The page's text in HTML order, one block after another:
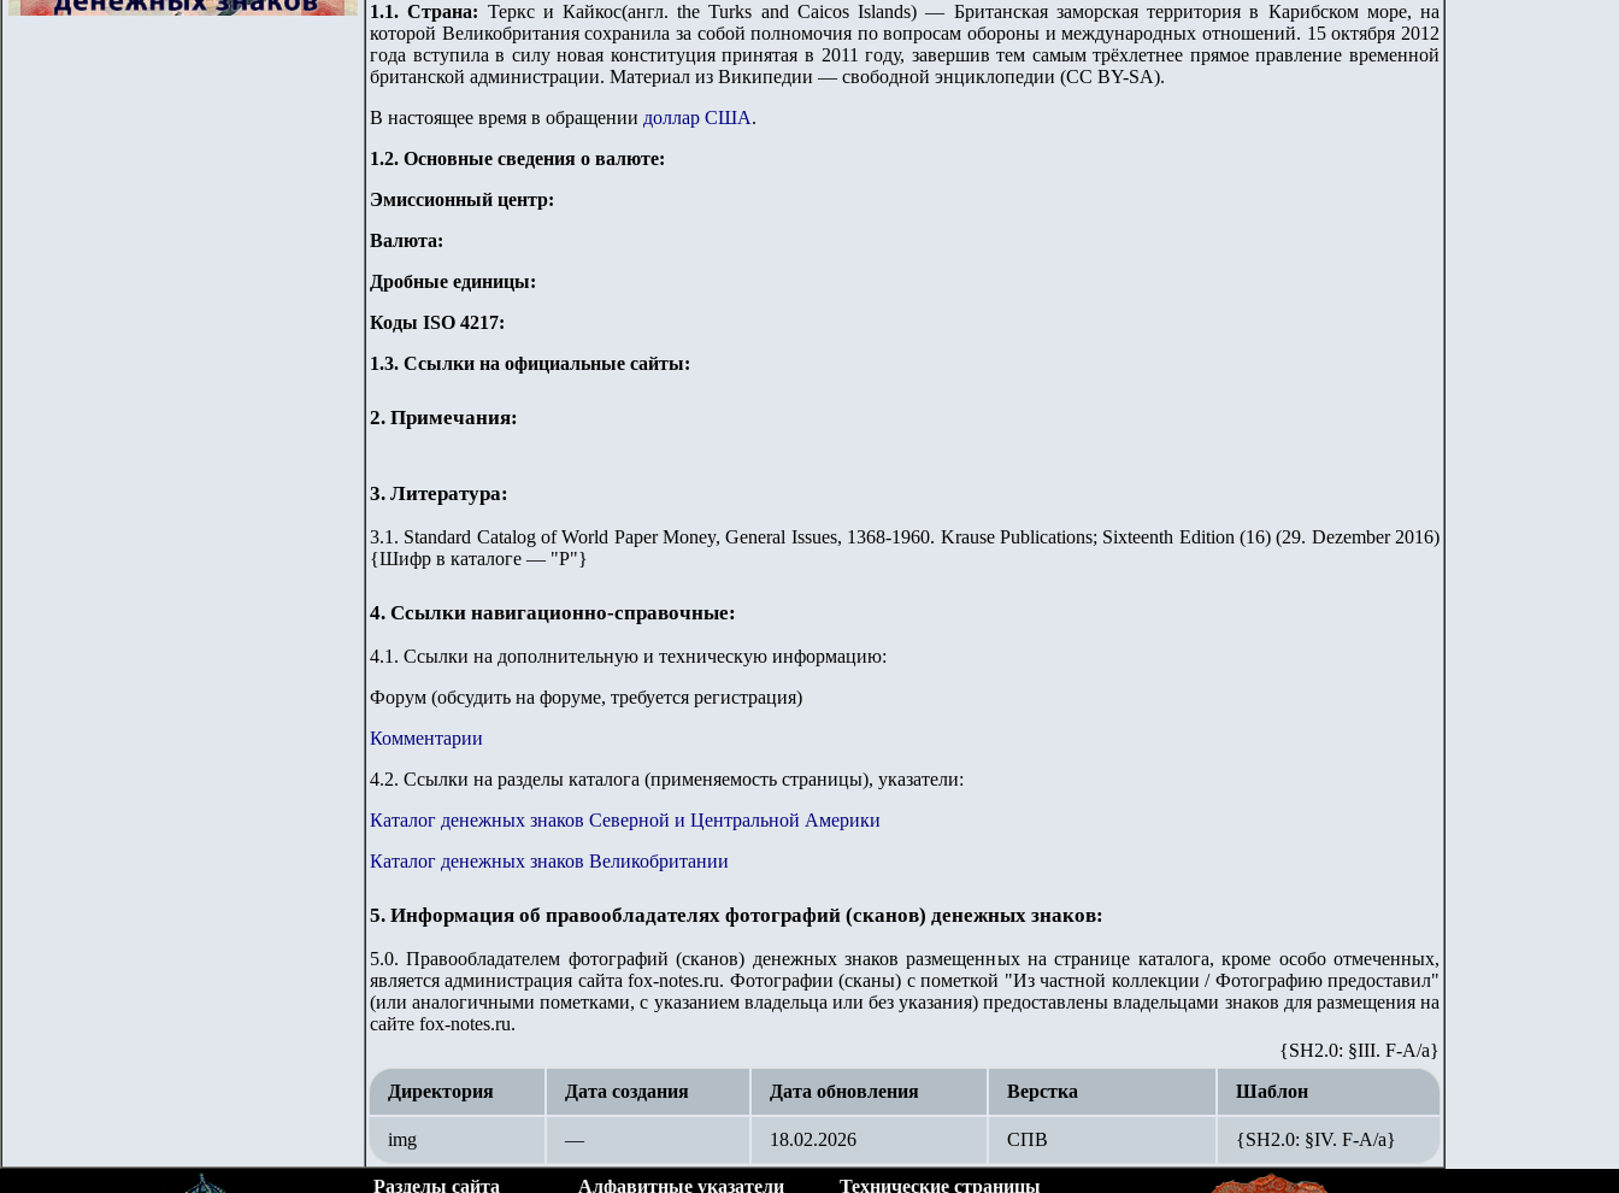
1.1. Страна: Теркс и Кайкос(англ. the Turks and Caicos Islands) — Британская заморская территория в Карибском море, на
которой Великобритания сохранила за собой полномочия по вопросам обороны и международных отношений. 15 октября 2012
года вступила в силу новая конституция принятая в 2011 году, завершив тем самым трёхлетнее прямое правление временной
британской администрации. Материал из Википедии — свободной энциклопедии (CC BY-SA).
В настоящее время в обращении доллар США.
1.2. Основные сведения о валюте:
Эмиссионный центр:
Валюта:
Дробные единицы:
Коды ISO 4217:
1.3. Ссылки на официальные сайты:
2. Примечания:
3. Литература:
3.1 . Standard Catalog of World Paper Money, General Issues, 1368-1960. Krause Publications; Sixteenth Edition (16) (29. Dezember 2016)
{Шифр в каталоге — "Р"}
4. Ссылки навигационно-справочные:
4.1. Ссылки на дополнительную и техническую информацию:
Форум (обсудить на форуме, требуется регистрация)
Комментарии
4.2. Ссылки на разделы каталога (применяемость страницы), указатели:
Каталог денежных знаков Северной и Центральной Америки
Каталог денежных знаков Великобритании
5. Информация об правообладателях фотографий (сканов) денежных знаков:
5.0. Правообладателем фотографий (сканов) денежных знаков размещенных на странице каталога, кроме особо отмеченных,
является администрация сайта fox-notes.ru. Фотографии (сканы) с пометкой "Из частной коллекции / Фотографию предоставил"
(или аналогичными пометками, с указанием владельца или без указания) предоставлены владельцами знаков для размещения на
сайте fox-notes.ru.
{SH2.0: §III. F-A/а}
Директория
Дата создания Дата обновления Верстка Шаблон
img — 18.02.2026 СПВ {SH2.0: §IV. F-А/а}
Разделы сайта Алфавитные указатели Технические страницы